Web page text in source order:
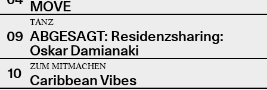
MOVE
09
TANZ
ABGESAGT: Residenzsharing:
Oskar Damianaki
10
ZUM MITMACHEN
Caribbean Vibes